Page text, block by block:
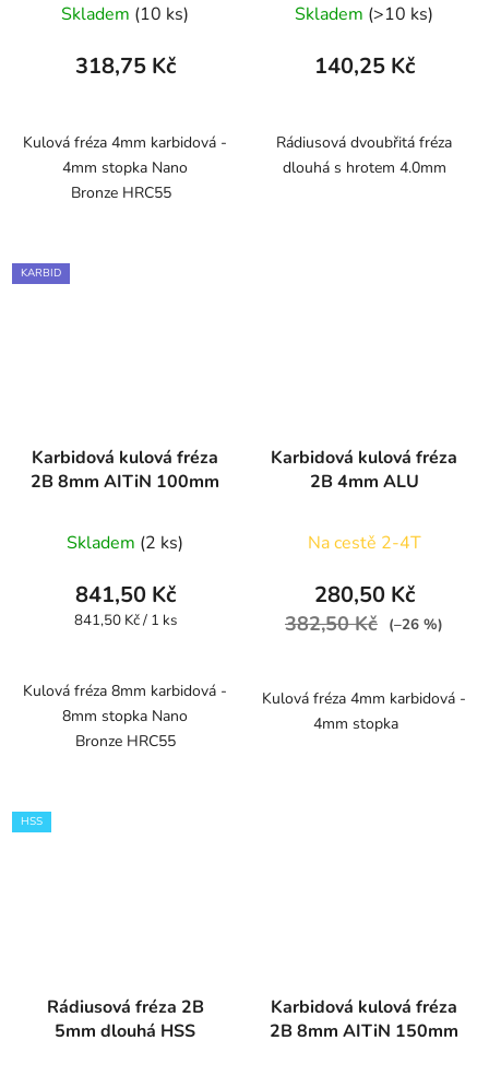
Skladem (10 ks)
318,75 Kč
Kulová fréza 4mm karbidová -
4mm stopka Nano
Bronze HRC55
Skladem (>10 ks)
140,25 Kč
Rádiusová dvoubřitá fréza
dlouhá s hrotem 4.0mm
KARBID
Karbidová kulová fréza
2B 8mm AITiN 100mm
Skladem (2 ks)
841,50 Kč
Měrná
841,50 Kč / 1 ks
Kulová fréza 8mm karbidová -
8mm stopka Nano
Bronze HRC55
Karbidová kulová fréza
2B 4mm ALU
Na cestě 2-4T
280,50 Kč
382,50 Kč (–26 %)
Kulová fréza 4mm karbidová -
4mm stopka
HSS
Rádiusová fréza 2B
5mm dlouhá HSS
Karbidová kulová fréza
2B 8mm AITiN 150mm